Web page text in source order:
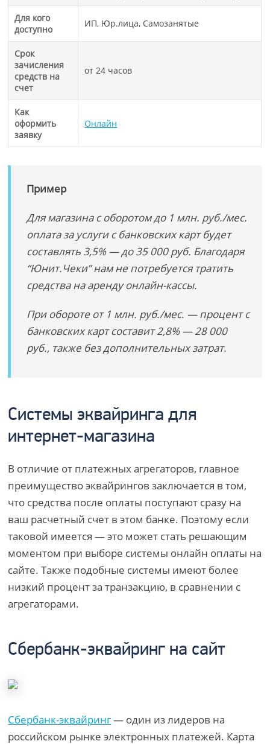
Для кого
доступно
ИП, Юр.лица, Самозанятые
Срок
зачисления
средств на
счет
от 24 часов
Как
оформить
заявку
Онлайн
Пример
Для магазина с оборотом до 1 млн. руб./мес.
оплата за услуги с банковских карт будет
составлять 3,5% — до 35 000 руб. Благодаря
“Юнит.Чеки” нам не потребуется тратить
средства на аренду онлайн-кассы.
При обороте от 1 млн. руб./мес. — процент с
банковских карт составит 2,8% — 28 000
руб., также без дополнительных затрат.
Системы эквайринга для
интернет-магазина
В отличие от платежных агрегаторов, главное
преимущество эквайрингов заключается в том,
что средства после оплаты поступают сразу на
ваш расчетный счет в этом банке. Поэтому если
таковой имеется — это может стать решающим
моментом при выборе системы онлайн оплаты на
сайте. Также подобные системы имеют более
низкий процент за транзакцию, в сравнении с
агрегаторами.
Сбербанк-эквайринг на сайт
Сбербанк-эквайринг— один из лидеров на
российском рынке электронных платежей. Карта